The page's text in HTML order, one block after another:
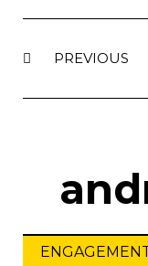
PREVIOUS